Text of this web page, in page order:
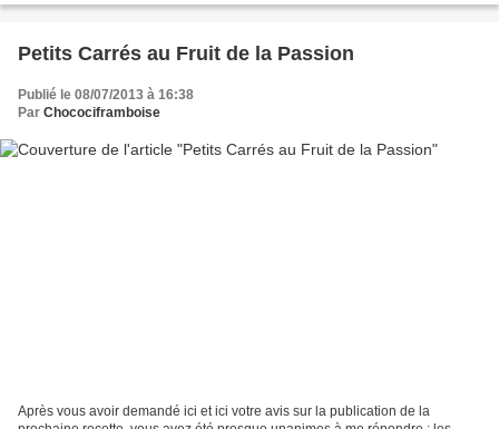
Petits Carrés au Fruit de la Passion
Publié le 08/07/2013 à 16:38
Par Chocociframboise
Après vous avoir demandé ici et ici votre avis sur la publication de la